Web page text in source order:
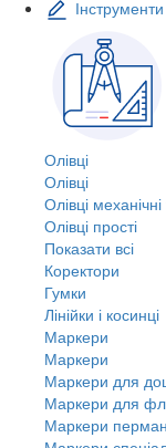
Олівці
Олівці
Олівці
Олівці прості
Показати всі
Коректори
Гумки
Лінійки і косинці
Маркери
Маркери
Маркери для
Маркери для
Маркери